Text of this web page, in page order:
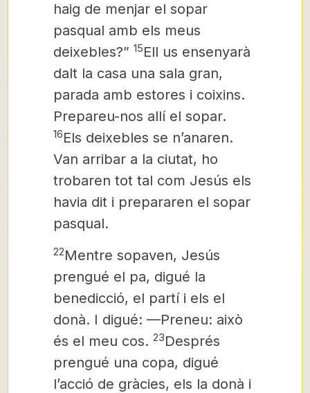
haig de menjar el sopar
pasqual amb els meus
deixebles?” 15Ell us ensenyarà
dalt la casa una sala gran,
parada amb estores i coixins.
Prepareu-nos allí el sopar.
16Els deixebles se n’anaren.
Van arribar a la ciutat, ho
trobaren tot tal com Jesús els
havia dit i prepararen el sopar
pasqual.
22Mentre sopaven, Jesús
prengué el pa, digué la
benedicció, el partí i els el
donà. I digué: —Preneu: això
és el meu cos. 23Després
prengué una copa, digué
l’acció de gràcies, els la donà i